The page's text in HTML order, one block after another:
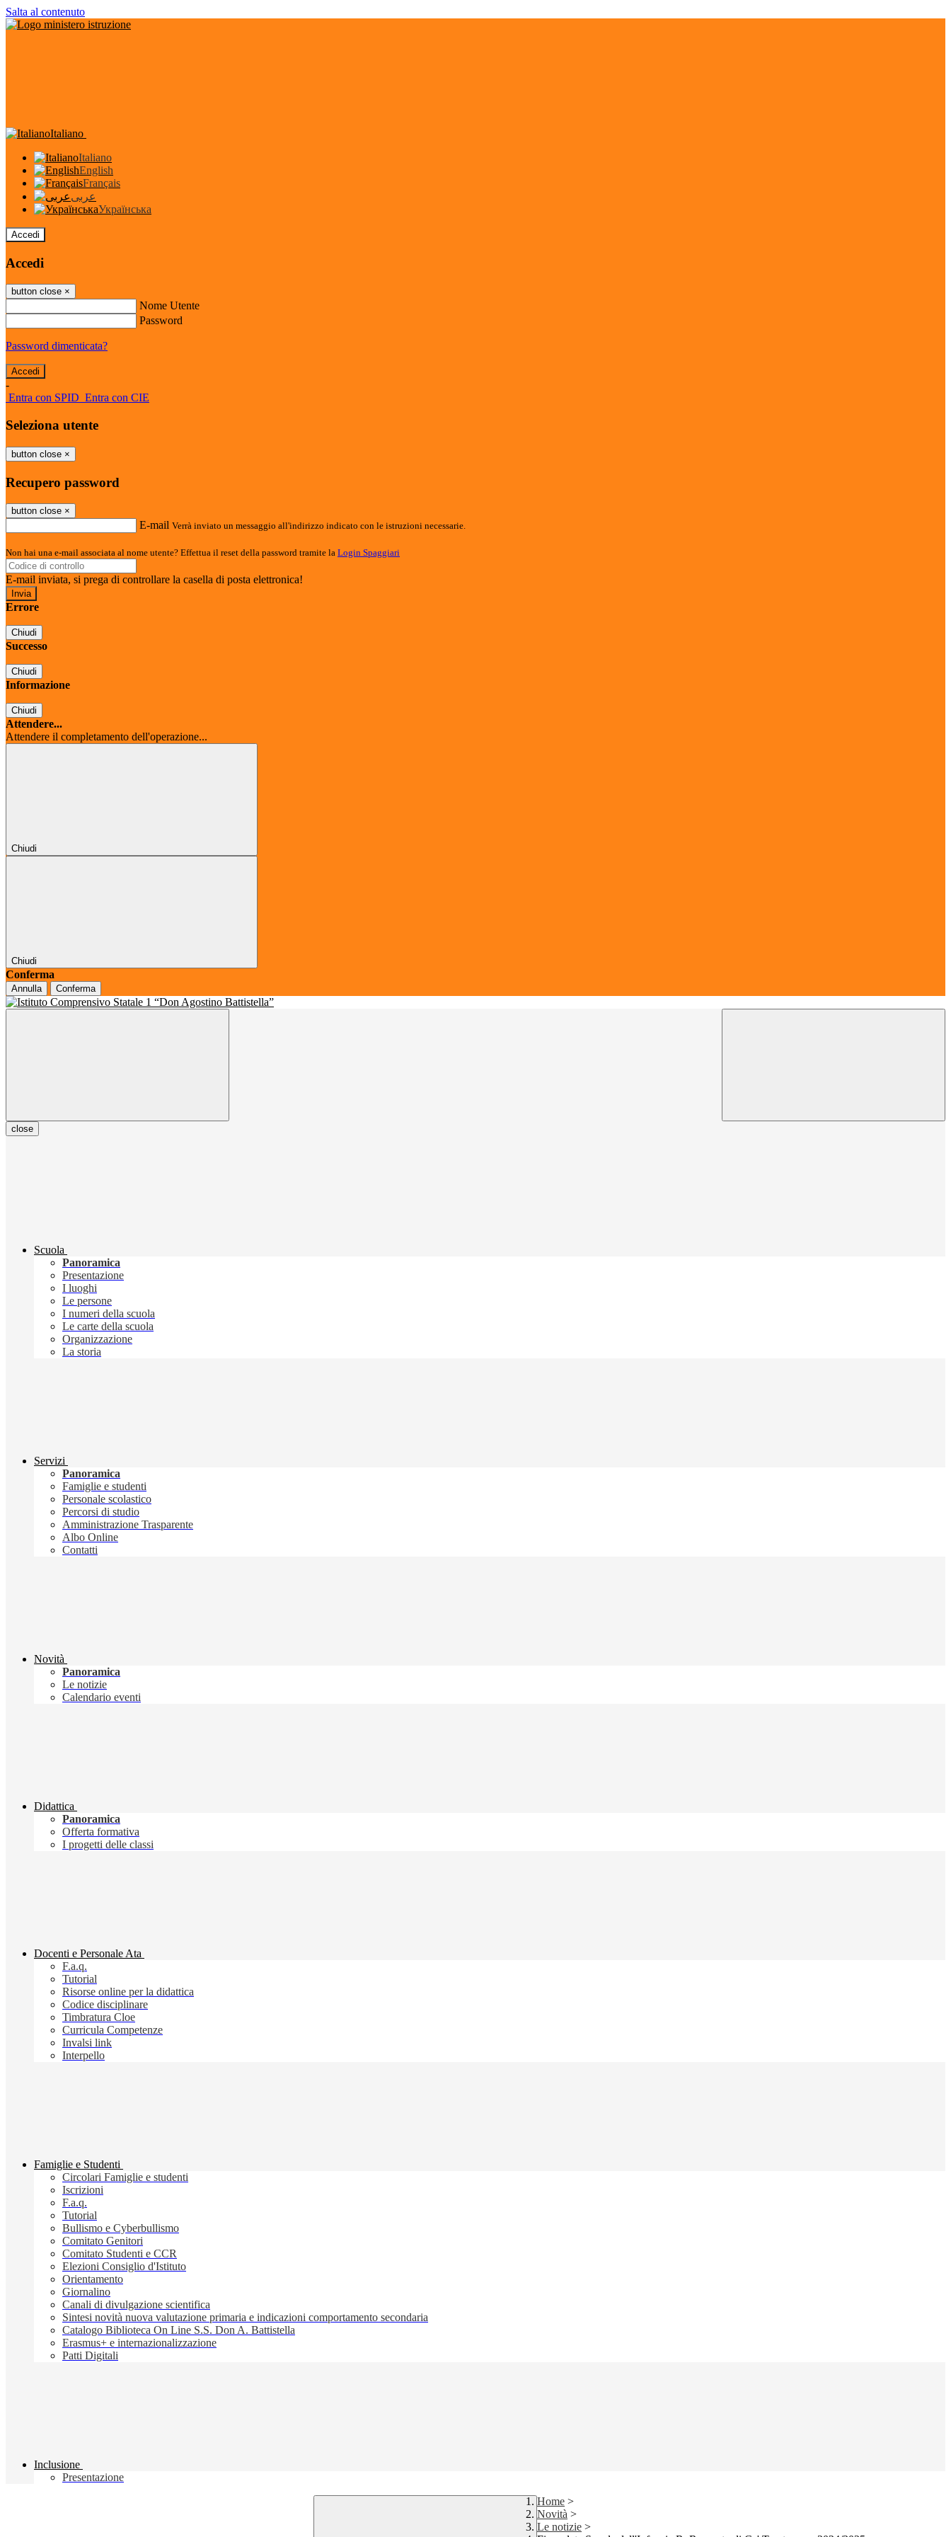
Salta al contenuto
Italiano
Italiano
English
Français
عربى
Українська
Accedi
Accedi
button close ×
Nome Utente
Password
Password dimenticata?
-
Entra con SPID Entra con CIE
Seleziona utente
button close ×
Recupero password
button close ×
E-mail Verrà inviato un messaggio all'indirizzo indicato con le istruzioni necessarie.
Non hai una e-mail associata al nome utente? Effettua il reset della password tramite la Login Spaggiari
E-mail inviata, si prega di controllare la casella di posta elettronica!
Errore
Chiudi
Successo
Chiudi
Informazione
Chiudi
Attendere...
Attendere il completamento dell'operazione...
Chiudi
Chiudi
Conferma
Annulla Conferma
close
Scuola
Panoramica
Presentazione
I luoghi
Le persone
I numeri della scuola
Le carte della scuola
Organizzazione
La storia
Servizi
Panoramica
Famiglie e studenti
Personale scolastico
Percorsi di studio
Amministrazione Trasparente
Albo Online
Contatti
Novità
Panoramica
Le notizie
Calendario eventi
Didattica
Panoramica
Offerta formativa
I progetti delle classi
Docenti e Personale Ata
F.a.q.
Tutorial
Risorse online per la didattica
Codice disciplinare
Timbratura Cloe
Curricula Competenze
Invalsi link
Interpello
Famiglie e Studenti
Circolari Famiglie e studenti
Iscrizioni
F.a.q.
Tutorial
Bullismo e Cyberbullismo
Comitato Genitori
Comitato Studenti e CCR
Elezioni Consiglio d'Istituto
Orientamento
Giornalino
Canali di divulgazione scientifica
Sintesi novità nuova valutazione primaria e indicazioni comportamento secondaria
Catalogo Biblioteca On Line S.S. Don A. Battistella
Erasmus+ e internazionalizzazione
Patti Digitali
Inclusione
Presentazione
Home >
Novità >
Le notizie >